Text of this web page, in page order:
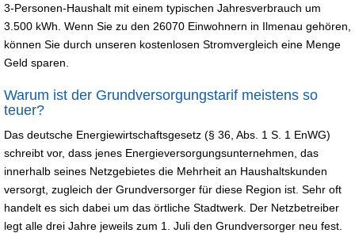
3-Personen-Haushalt mit einem typischen Jahresverbrauch um
3.500 kWh. Wenn Sie zu den 26070 Einwohnern in Ilmenau gehören,
können Sie durch unseren kostenlosen Stromvergleich eine Menge
Geld sparen.
Warum ist der Grundversorgungstarif meistens so
teuer?
Das deutsche Energiewirtschaftsgesetz (§ 36, Abs. 1 S. 1 EnWG)
schreibt vor, dass jenes Energieversorgungsunternehmen, das
innerhalb seines Netzgebietes die Mehrheit an Haushaltskunden
versorgt, zugleich der Grundversorger für diese Region ist. Sehr oft
handelt es sich dabei um das örtliche Stadtwerk. Der Netzbetreiber
legt alle drei Jahre jeweils zum 1. Juli den Grundversorger neu fest.